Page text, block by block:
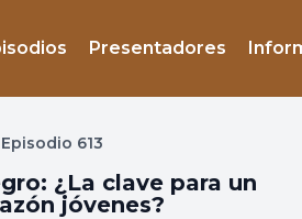
Presentadores
613
¿La clave para un
jóvenes?